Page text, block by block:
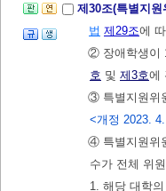
제30조(특별지
법 제29조에
② 장애학생이
호 및 제3호에
③ 특별지원위
<개정 2023.
④ 특별지원위
수가 전체 위
1. 해당 대학